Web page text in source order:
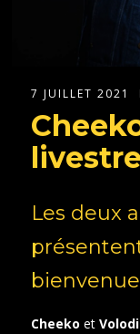
7 JUILLET 2021
Les deux
Cheeko et